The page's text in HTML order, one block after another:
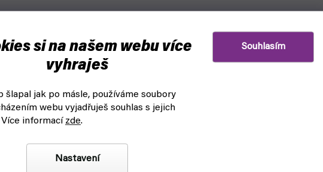
si na našem webu více
vyhraješ
šlapal jak po másle, používáme soubory
webu vyjadřuješ souhlas s jejich
informací zde.
Nastavení
Souhlasím
Cleaner and Preserver
World)
Vallejo Spray Color - Grey 400ml 28011